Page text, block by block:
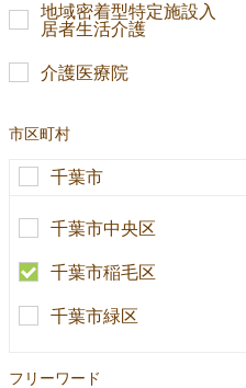
地域密着型特定施設入
居者生活介護
介護医療院
市区町村
千葉市
千葉市中央区
千葉市稲毛区
千葉市緑区
フリーワード